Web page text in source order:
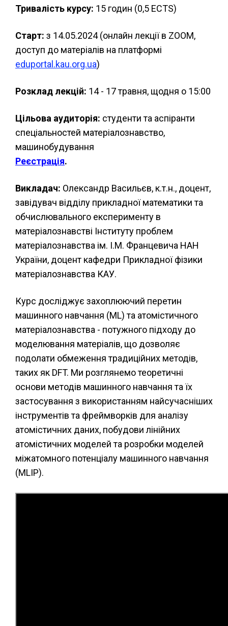
Тривалість курсу: 15 годин (0,5 ECTS)
Старт: з 14.05.2024 (онлайн лекції в ZOOM,
доступ до матеріалів на платформі
eduportal.kau.org.ua)
Розклад лекцій: 14 - 17 травня, щодня о 15:00
Цільова аудиторія: студенти та аспіранти
спеціальностей матеріалознавство,
машинобудування
Реєстрація.
Викладач: Олександр Васильєв, к.т.н., доцент,
завідувач відділу прикладної математики та
обчислювального експерименту в
матеріалознавстві Інституту проблем
матеріалознавства ім. І.М. Францевича НАН
України, доцент кафедри Прикладної фізики
матеріалознавства КАУ.
Курс досліджує захоплюючий перетин
машинного навчання (ML) та атомістичного
матеріалознавства - потужного підходу до
моделювання матеріалів, що дозволяє
подолати обмеження традиційних методів,
таких як DFT. Ми розглянемо теоретичні
основи методів машинного навчання та їх
застосування з використанням найсучасніших
інструментів та фреймворків для аналізу
атомістичних даних, побудови лінійних
атомістичних моделей та розробки моделей
міжатомного потенціалу машинного навчання
(MLIP).